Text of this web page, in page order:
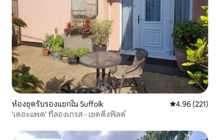
ห้องชุดรับรองแขกใน Suffolk คะแนนเฉลี่ย
4.96 (221)
'เดอะแพด' ที่ลองเกรส - เชดดิ้งฟิลด์